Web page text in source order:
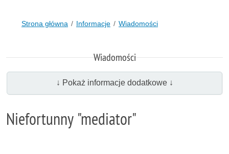
Strona główna Informacje Wiadomości
Wiadomości
↓ Pokaż informacje dodatkowe ↓
Niefortunny "mediator"